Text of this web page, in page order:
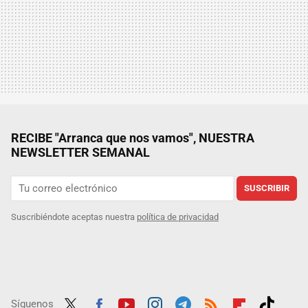
RECIBE "Arranca que nos vamos", NUESTRA
NEWSLETTER SEMANAL
SUSCRIBIR
Suscribiéndote aceptas nuestra política de privacidad
Síguenos